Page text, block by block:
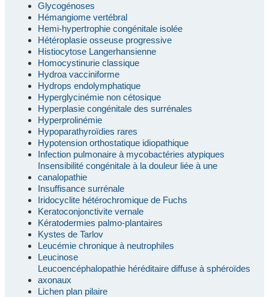
Glycogénoses
Hémangiome vertébral
Hemi-hypertrophie congénitale isolée
Hétéroplasie osseuse progressive
Histiocytose Langerhansienne
Homocystinurie classique
Hydroa vacciniforme
Hydrops endolymphatique
Hyperglycinémie non cétosique
Hyperplasie congénitale des surrénales
Hyperprolinémie
Hypoparathyroïdies rares
Hypotension orthostatique idiopathique
Infection pulmonaire à mycobactéries atypiques
Insensibilité congénitale à la douleur liée à une
canalopathie
Insuffisance surrénale
Iridocyclite hétérochromique de Fuchs
Keratoconjonctivite vernale
Kératodermies palmo-plantaires
Kystes de Tarlov
Leucémie chronique à neutrophiles
Leucinose
Leucoencéphalopathie héréditaire diffuse à sphéroïdes
axonaux
Lichen plan pilaire